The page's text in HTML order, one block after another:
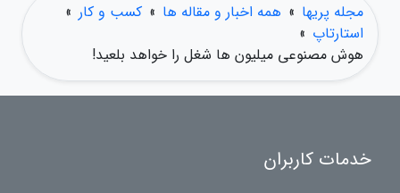
مجله پریها » همه اخبار و مقاله ها » کسب و کار »
استارتاپ »
هوش مصنوعی میلیون ها شغل را خواهد بلعید!
خدمات کاربران